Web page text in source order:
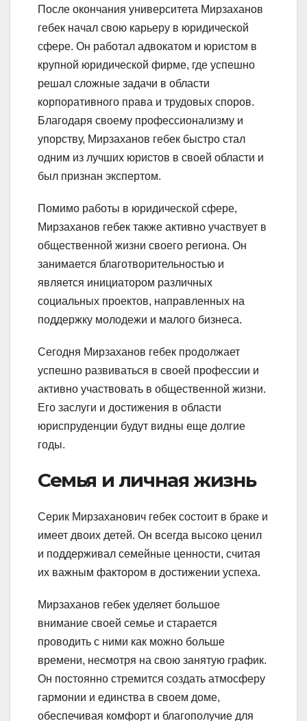
После окончания университета Мирзаханов
гебек начал свою карьеру в юридической
сфере. Он работал адвокатом и юристом в
крупной юридической фирме, где успешно
решал сложные задачи в области
корпоративного права и трудовых споров.
Благодаря своему профессионализму и
упорству, Мирзаханов гебек быстро стал
одним из лучших юристов в своей области и
был признан экспертом.
Помимо работы в юридической сфере,
Мирзаханов гебек также активно участвует в
общественной жизни своего региона. Он
занимается благотворительностью и
является инициатором различных
социальных проектов, направленных на
поддержку молодежи и малого бизнеса.
Сегодня Мирзаханов гебек продолжает
успешно развиваться в своей профессии и
активно участвовать в общественной жизни.
Его заслуги и достижения в области
юриспруденции будут видны еще долгие
годы.
Семья и личная жизнь
Серик Мирзаханович гебек состоит в браке и
имеет двоих детей. Он всегда высоко ценил
и поддерживал семейные ценности, считая
их важным фактором в достижении успеха.
Мирзаханов гебек уделяет большое
внимание своей семье и старается
проводить с ними как можно больше
времени, несмотря на свою занятую график.
Он постоянно стремится создать атмосферу
гармонии и единства в своем доме,
обеспечивая комфорт и благополучие для